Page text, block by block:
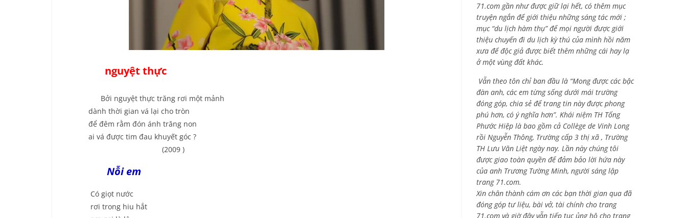
nguyệt thực
Bởi nguyệt thực trăng rơi một mảnh
dành thời gian vá lại cho tròn
để đêm rằm đón ánh trăng non
ai vá được tim đau khuyết góc ?
(2009 )
Nỗi em
Có giọt nước
rơi trong hiu hắt
71.com gần như được giữ lại hết, có thêm mục
truyện ngắn để giới thiệu những sáng tác mới ;
mục “du lịch hàm thụ” để mọi người được giới
thiệu chuyến đi du lịch kỳ thú của mình hồi năm
xưa để độc giả được biết thêm những cái hay lạ
ở một vùng đất khác.
Vẫn theo tôn chỉ ban đầu là “Mong được các bậc
đàn anh, các em từng sống dưới mái trường
đóng góp, chia sẻ để trang tin này được phong
phú hơn, có ý nghĩa hơn”. Khái niệm TH Tống
Phước Hiệp là bao gồm cả Collège de Vinh Long
rồi Nguyễn Thông, Trường cấp 3 thị xã , Trường
TH Lưu Văn Liệt ngày nay. Lần này chúng tôi
được giao toàn quyền để đảm bảo lời hứa này
của anh Trương Tường Minh, người sáng lập
trang 71.com.
Xin chân thành cám ơn các bạn thời gian qua đã
đóng góp tư liệu, bài vở, tài chính cho trang
71.com và giờ đây vẫn tiếp tục ủng hộ cho trang